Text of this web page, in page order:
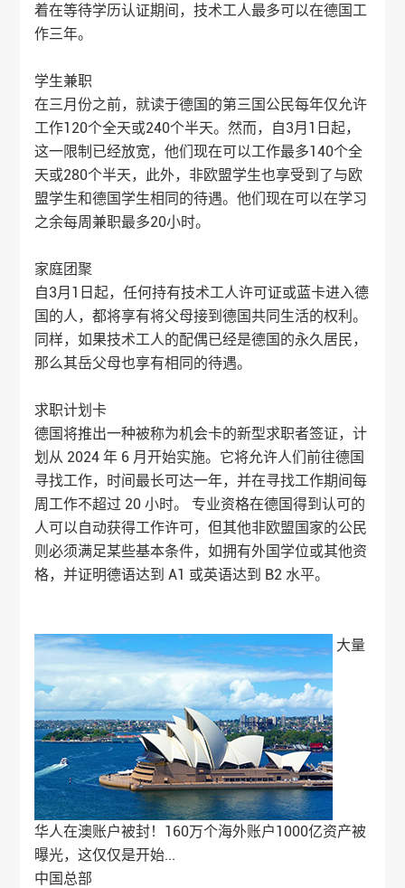
着在等待学历认证期间，技术工人最多可以在德国工
作三年。
学生兼职
在三月份之前，就读于德国的第三国公民每年仅允许
工作120个全天或240个半天。然而，自3月1日起，
这一限制已经放宽，他们现在可以工作最多140个全
天或280个半天，此外，非欧盟学生也享受到了与欧
盟学生和德国学生相同的待遇。他们现在可以在学习
之余每周兼职最多20小时。
家庭团聚
自3月1日起，任何持有技术工人许可证或蓝卡进入德
国的人，都将享有将父母接到德国共同生活的权利。
同样，如果技术工人的配偶已经是德国的永久居民，
那么其岳父母也享有相同的待遇。
求职计划卡
德国将推出一种被称为机会卡的新型求职者签证，计
划从 2024 年 6 月开始实施。它将允许人们前往德国
寻找工作，时间最长可达一年，并在寻找工作期间每
周工作不超过 20 小时。 专业资格在德国得到认可的
人可以自动获得工作许可，但其他非欧盟国家的公民
则必须满足某些基本条件，如拥有外国学位或其他资
格，并证明德语达到 A1 或英语达到 B2 水平。
大量
华人在澳账户被封！160万个海外账户1000亿资产被
曝光，这仅仅是开始...
中国总部